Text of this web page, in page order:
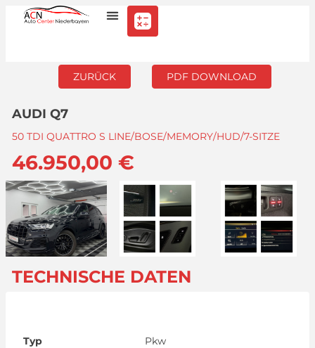
ZURÜCK PDF DOWNLOAD
AUDI Q7
50 TDI QUATTRO S LINE/BOSE/MEMORY/HUD/7-SITZE
46.950,00 €
TECHNISCHE DATEN
Typ
Pkw